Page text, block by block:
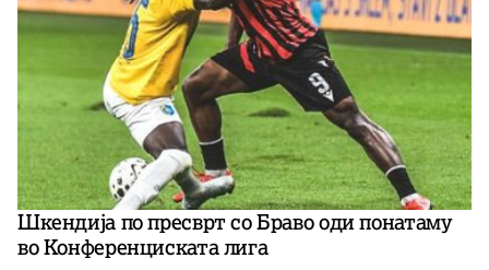
Шкендија по пресврт со Браво оди понатаму
во Конференциската лига